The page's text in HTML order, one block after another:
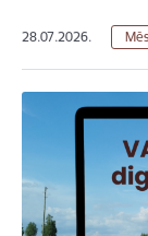
28.07.2026.